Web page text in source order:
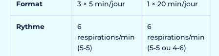
Format 3 × 5 min/jour 1 × 20 min/jour
Rythme
6
respirations/min
(5-5)
6
respirations/min
(5-5 ou 4-6)